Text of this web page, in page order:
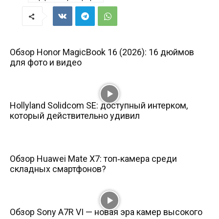
Обзор Honor MagicBook 16 (2026): 16 дюймов
для фото и видео
Hollyland Solidcom SE: доступный интерком,
который действительно удивил
Обзор Huawei Mate X7: топ‑камера среди
складных смартфонов?
Обзор Sony A7R VI — новая эра камер высокого